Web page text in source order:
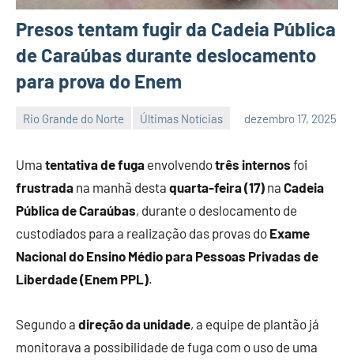
Presos tentam fugir da Cadeia Pública
de Caraúbas durante deslocamento
para prova do Enem
Rio Grande do Norte Últimas Notícias dezembro 17, 2025
Uma tentativa de fuga envolvendotrês internos foi
frustrada na manhã desta quarta-feira (17) na Cadeia
Pública de Caraúbas, durante o deslocamento de
custodiados para a realização das provas do Exame
Nacional do Ensino Médio para Pessoas Privadas de
Liberdade (Enem PPL).
Segundo a direção da unidade, a equipe de plantão já
monitorava a possibilidade de fuga com o uso de uma